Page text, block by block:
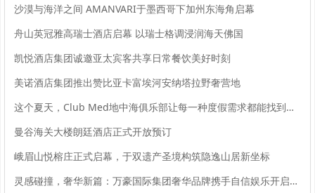
沙漠与海洋之间 AMANVARI于墨西哥下加州东海角启幕
舟山英冠雅高瑞士酒店启幕 以瑞士格调浸润海天佛国
凯悦酒店集团诚邀亚太宾客共享日常餐饮美好时刻
美诺酒店集团推出赞比亚卡富埃河安纳塔拉野奢营地
这个夏天，Club Med地中海俱乐部让每一种度假需求都能找到回音
曼谷海关大楼朗廷酒店正式开放预订
峨眉山悦榕庄正式启幕，于双遗产圣境构筑隐逸山居新坐标
灵感碰撞，奢华新篇：万豪国际集团奢华品牌携手自信娱乐开启大中华区品牌合作